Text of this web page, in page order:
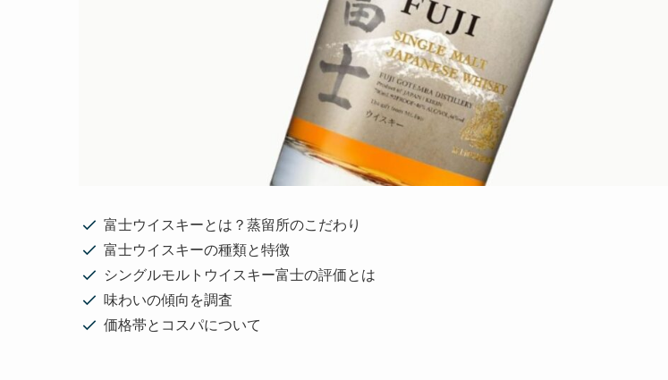
富士ウイスキーとは？蒸留所のこだわり
富士ウイスキーの種類と特徴
シングルモルトウイスキー富士の評価とは
味わいの傾向を調査
価格帯とコスパについて